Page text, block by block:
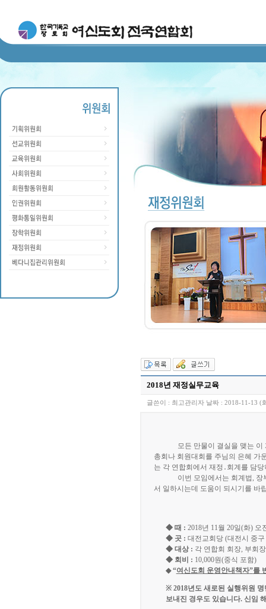
2018년 재정실무교육
글쓴이 : 최고관리자 날짜 : 2018-11-13 (
모든 만물이 결실을 맺는 이
총회나 회원대회를 주님의 은혜 가
는 각 연합회에서 재정 ․ 회계를 담
이번 모임에서는 회계법, 장
서 일하시는데 도움이 되시기를 바
◆ 때 : 2018년 11월 20일 (화) 오
◆ 곳 : 대전교회당 (대전시 중
◆ 대상 : 각 연합회 회장, 부회장
◆ 회비 : 10,000원(중식 포함)
◆“여신도회 운영안내책자”를
※ 2018년도 새로된 실행위원
보내진 경우도 있습니다. 신임